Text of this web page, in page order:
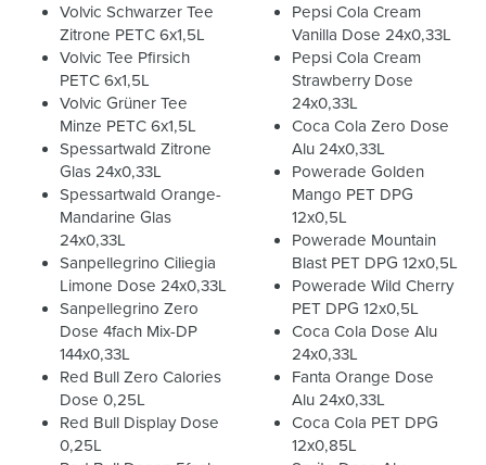
Volvic Schwarzer Tee
Zitrone PETC 6x1,5L
Volvic Tee Pfirsich
PETC 6x1,5L
Volvic Grüner Tee
Minze PETC 6x1,5L
Spessartwald Zitrone
Glas 24x0,33L
Spessartwald Orange-
Mandarine Glas
24x0,33L
Sanpellegrino Ciliegia
Limone Dose 24x0,33L
Sanpellegrino Zero
Dose 4fach Mix-DP
144x0,33L
Red Bull Zero Calories
Dose 0,25L
Red Bull Display Dose
0,25L
Pepsi Cola Cream
Vanilla Dose 24x0,33L
Pepsi Cola Cream
Strawberry Dose
24x0,33L
Coca Cola Zero Dose
Alu 24x0,33L
Powerade Golden
Mango PET DPG
12x0,5L
Powerade Mountain
Blast PET DPG 12x0,5L
Powerade Wild Cherry
PET DPG 12x0,5L
Coca Cola Dose Alu
24x0,33L
Fanta Orange Dose
Alu 24x0,33L
Coca Cola PET DPG
12x0,85L